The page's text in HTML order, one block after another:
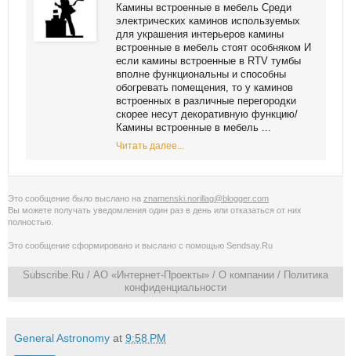
Камины встроенные в мебель Среди
электрических каминов используемых
для украшения интерьеров камины
встроенные в мебель стоят особняком И
если камины встроенные в RTV тумбы
вполне функциональны и способны
обогревать помещения, то у каминов
встроенных в различные перегородки
скорее несут декоративную функцию/
Камины встроенные в мебель ...
Читать далее...
Это сообщение было выслано на znamenski.norillag@blogger.com
Вы можете получать уведомления один раз в день или отказаться от них
полностью
Это сообщение сформировано и выслано с помощью Sendsay.Ru
Subscribe.Ru / АО «Интернет-Проекты» / О компании / Политика
конфиденциальности
General Astronomy at 9:58 PM